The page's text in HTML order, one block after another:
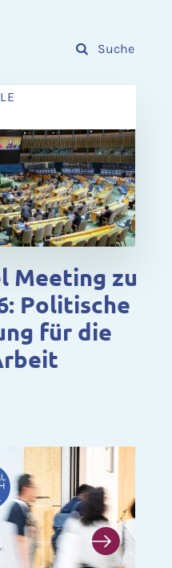
Suche
Meeting zu
Politische
für die